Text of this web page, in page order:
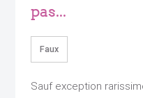
pas...
Faux
Sauf exception